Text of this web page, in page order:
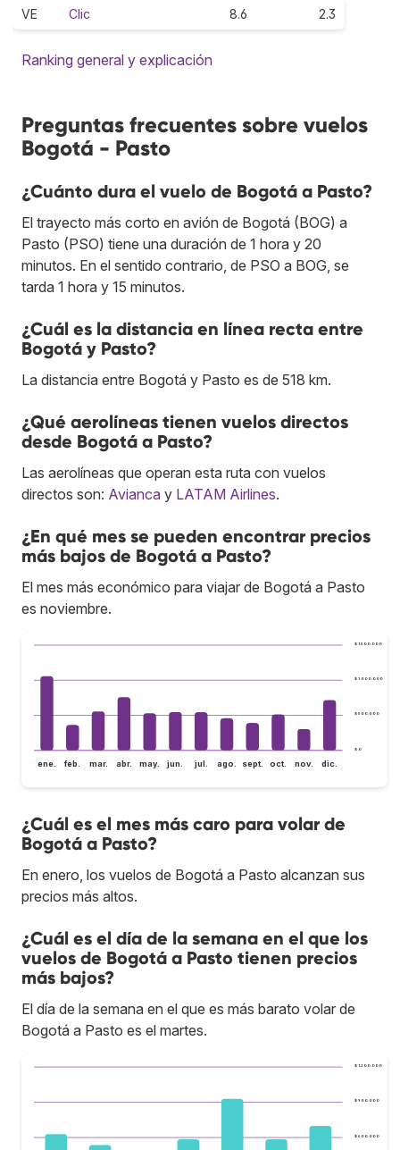
VE Clic 8.6 2.3
Ranking general y explicación
Preguntas frecuentes sobre vuelos
Bogotá - Pasto
¿Cuánto dura el vuelo de Bogotá a Pasto?
El trayecto más corto en avión de Bogotá (BOG) a
Pasto (PSO) tiene una duración de 1 hora y 20
minutos. En el sentido contrario, de PSO a BOG, se
tarda 1 hora y 15 minutos.
¿Cuál es la distancia en línea recta entre
Bogotá y Pasto?
La distancia entre Bogotá y Pasto es de 518 km.
¿Qué aerolíneas tienen vuelos directos
desde Bogotá a Pasto?
Las aerolíneas que operan esta ruta con vuelos
directos son: Avianca y LATAM Airlines.
¿En qué mes se pueden encontrar precios
más bajos de Bogotá a Pasto?
El mes más económico para viajar de Bogotá a Pasto
es noviembre.
$ 0
$ 500.000
$ 1.000.000
$ 1.500.000
ene. feb. mar. abr. may. jun. jul. ago. sept. oct. nov. dic.
¿Cuál es el mes más caro para volar de
Bogotá a Pasto?
En enero, los vuelos de Bogotá a Pasto alcanzan sus
precios más altos.
¿Cuál es el día de la semana en el que los
vuelos de Bogotá a Pasto tienen precios
más bajos?
El día de la semana en el que es más barato volar de
Bogotá a Pasto es el martes.
$ 600.000
$ 900.000
$ 1.200.000